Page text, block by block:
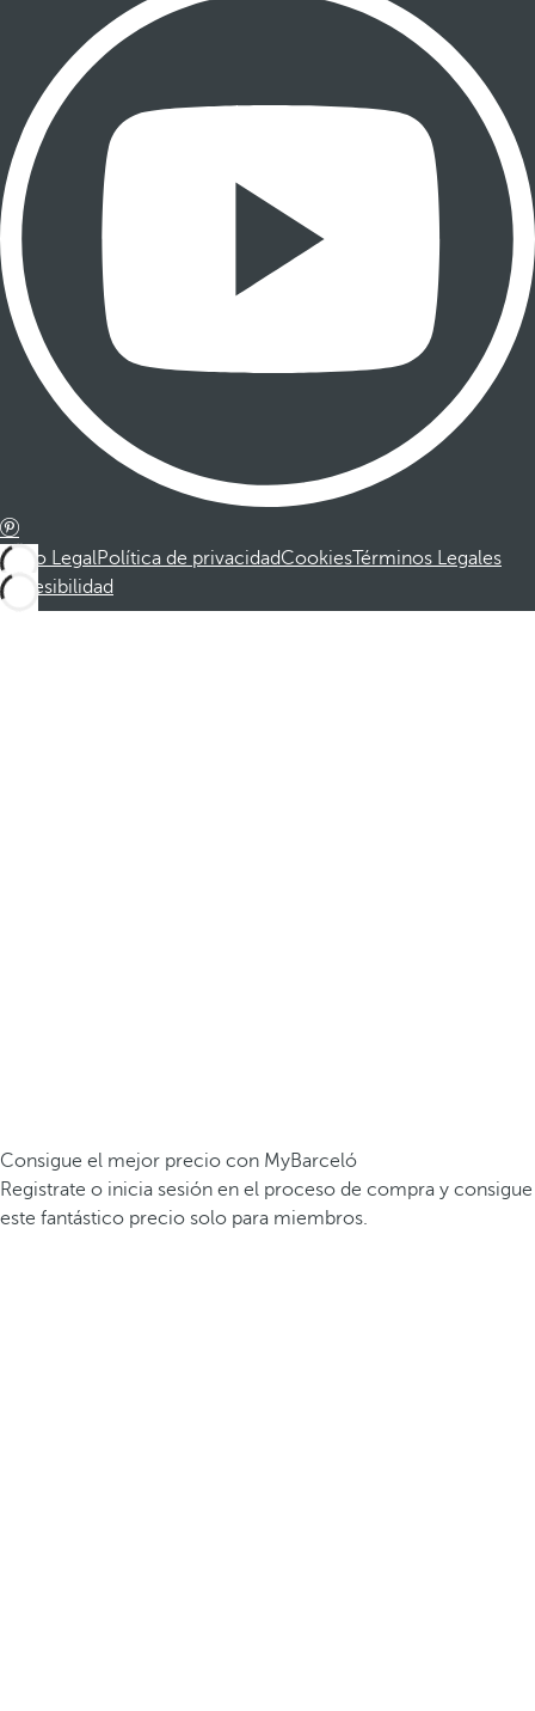
Aviso LegalPolítica de privacidadCookiesTérminos Legales
Accesibilidad
Consigue el mejor precio con MyBarceló
Registrate o inicia sesión en el proceso de compra y consigue
este fantástico precio solo para miembros.